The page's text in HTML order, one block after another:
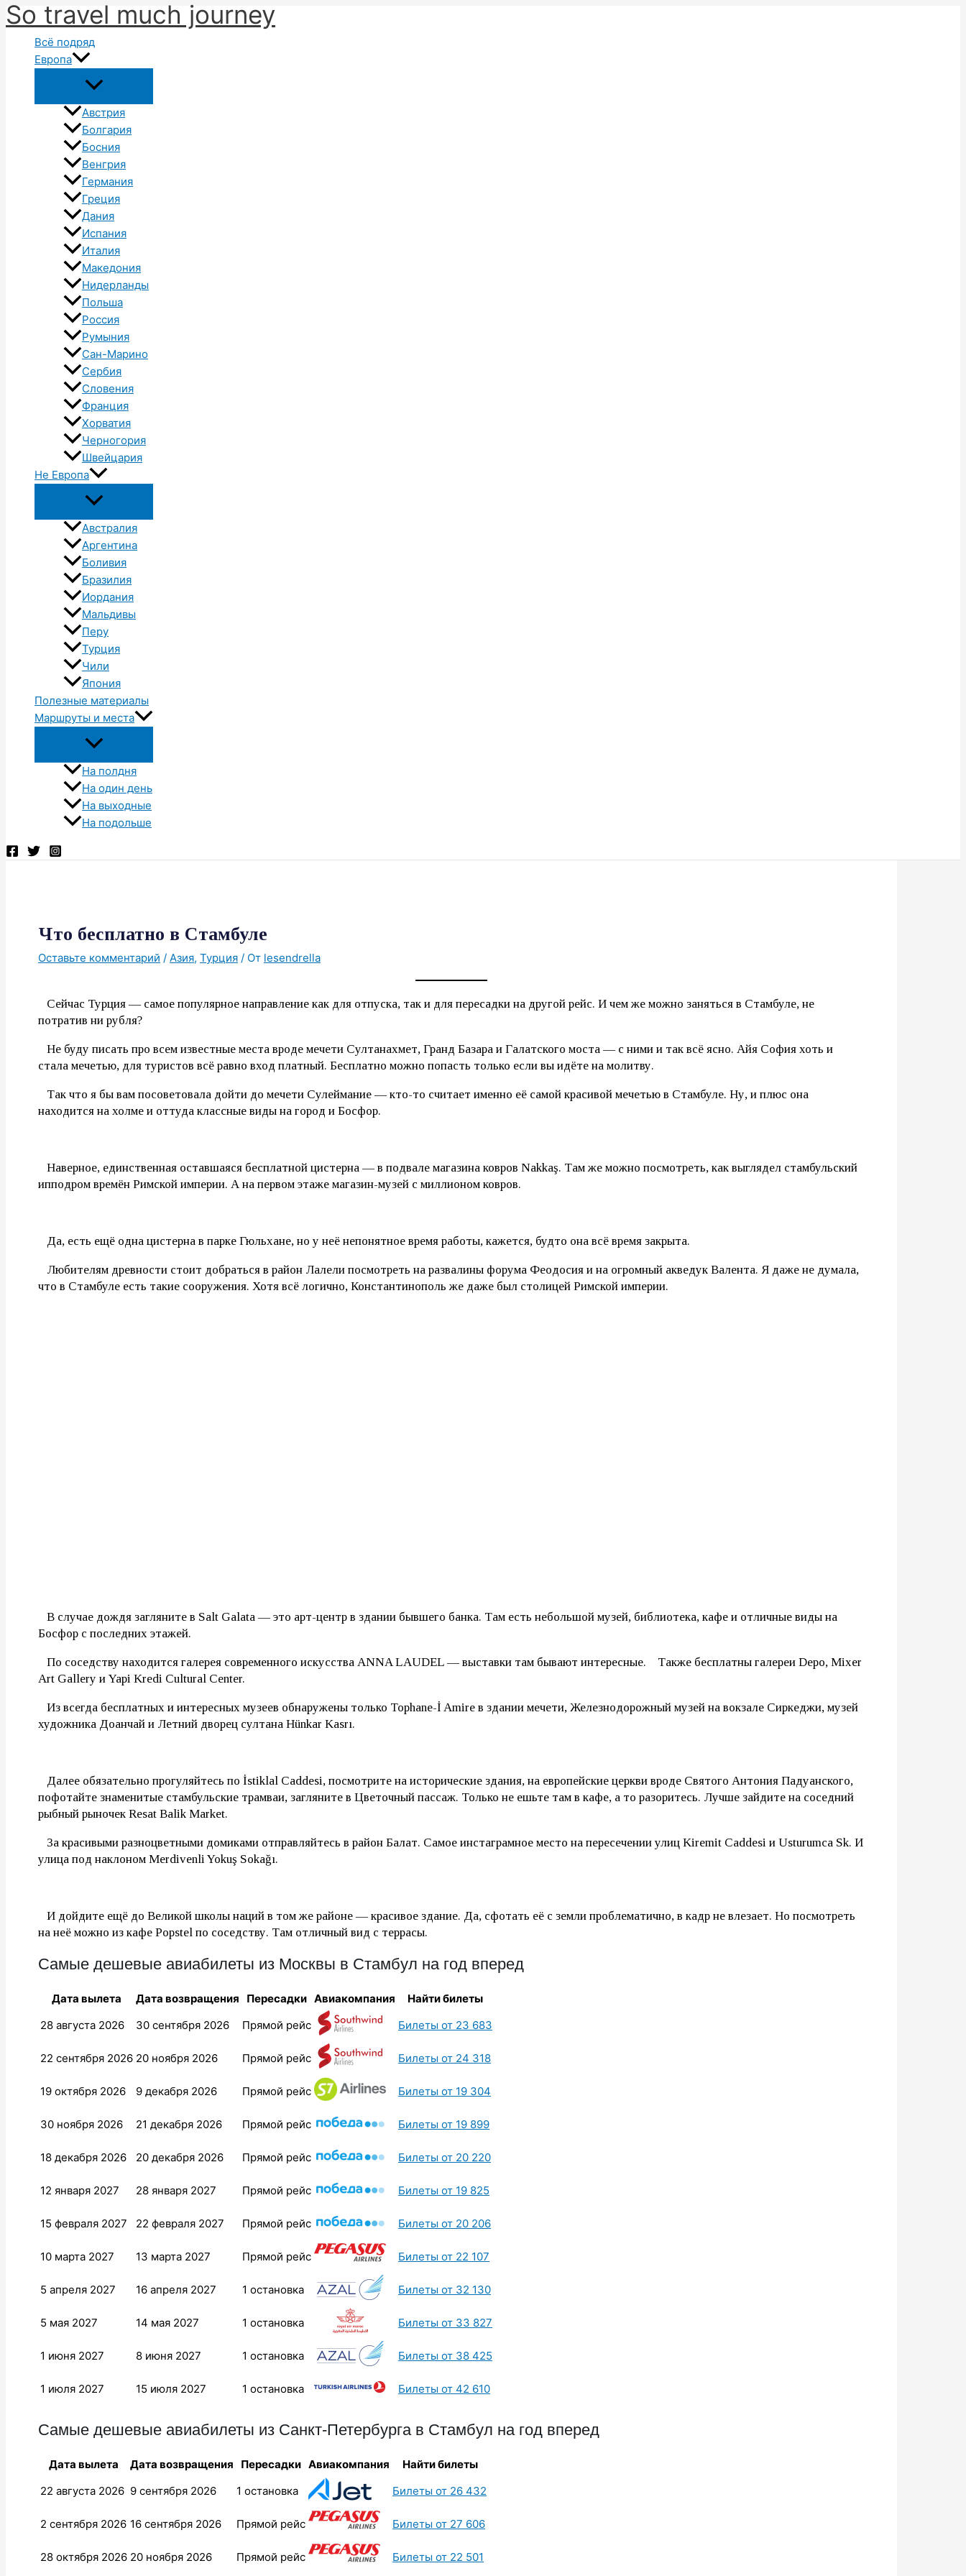
Перейти
к
содержимому
So travel much journey
Всё подряд
Европа
Австрия
Болгария
Босния
Венгрия
Германия
Греция
Дания
Испания
Италия
Македония
Нидерланды
Польша
Россия
Румыния
Сан-Марино
Сербия
Словения
Франция
Хорватия
Черногория
Швейцария
Не Европа
Австралия
Аргентина
Боливия
Бразилия
Иордания
Мальдивы
Перу
Турция
Чили
Япония
Полезные материалы
Маршруты и места
На полдня
На один день
На выходные
На подольше
Что бесплатно в Стамбуле
Оставьте комментарий / Азия, Турция / От lesendrella
⠀Сейчас Турция — самое популярное направление как для отпуска, так и для пересадки на другой рейс. И чем же можно заняться в Стамбуле, не
потратив ни рубля?
⠀Не буду писать про всем известные места вроде мечети Султанахмет, Гранд Базара и Галатского моста — с ними и так всё ясно. Айя София хоть и
стала мечетью, для туристов всё равно вход платный. Бесплатно можно попасть только если вы идёте на молитву.
⠀Так что я бы вам посоветовала дойти до мечети Сулеймание — кто-то считает именно её самой красивой мечетью в Стамбуле. Ну, и плюс она
находится на холме и оттуда классные виды на город и Босфор.
⠀Наверное, единственная оставшаяся бесплатной цистерна — в подвале магазина ковров Nakkaş. Там же можно посмотреть, как выглядел стамбульский
ипподром времён Римской империи. А на первом этаже магазин-музей с миллионом ковров.
⠀Да, есть ещё одна цистерна в парке Гюльхане, но у неё непонятное время работы, кажется, будто она всё время закрыта.
⠀Любителям древности стоит добраться в район Лалели посмотреть на развалины форума Феодосия и на огромный акведук Валента. Я даже не думала,
что в Стамбуле есть такие сооружения. Хотя всё логично, Константинополь же даже был столицей Римской империи.
⠀В случае дождя загляните в Salt Galata — это арт-центр в здании бывшего банка. Там есть небольшой музей, библиотека, кафе и отличные виды на
Босфор с последних этажей.
⠀По соседству находится галерея современного искусства ANNA LAUDEL — выставки там бывают интересные. ⠀Также бесплатны галереи Depo, Mixer
Art Gallery и Yapi Kredi Cultural Center.
⠀Из всегда бесплатных и интересных музеев обнаружены только Tophane-İ Amire в здании мечети, Железнодорожный музей на вокзале Сиркеджи, музей
художника Доанчай и Летний дворец султана Hünkar Kasrı.
⠀Далее обязательно прогуляйтесь по İstiklal Caddesi, посмотрите на исторические здания, на европейские церкви вроде Святого Антония Падуанского,
пофотайте знаменитые стамбульские трамваи, загляните в Цветочный пассаж. Только не ешьте там в кафе, а то разоритесь. Лучше зайдите на соседний
рыбный рыночек Resat Balik Market.
⠀За красивыми разноцветными домиками отправляйтесь в район Балат. Самое инстаграмное место на пересечении улиц Kiremit Caddesi и Usturumca Sk. И
улица под наклоном Merdivenli Yokuş Sokağı.
⠀И дойдите ещё до Великой школы наций в том же районе — красивое здание. Да, сфотать её с земли проблематично, в кадр не влезает. Но посмотреть
на неё можно из кафе Popstel по соседству. Там отличный вид с террасы.
Самые дешевые авиабилеты из Москвы в Стамбул на год вперед
Дата вылета Дата возвращения Пересадки Авиакомпания
Найти билеты
28 августа 2026
30 сентября 2026 Прямой рейс Билеты от 23 683
22 сентября 2026 20 ноября 2026 Прямой рейс Билеты от 24 318
19 октября 2026 9 декабря 2026 Прямой рейс Билеты от 19 304
30 ноября 2026 21 декабря 2026 Прямой рейс Билеты от 19 899
18 декабря 2026 20 декабря 2026 Прямой рейс Билеты от 20 220
12 января 2027 28 января 2027 Прямой рейс Билеты от 19 825
15 февраля 2027 22 февраля 2027 Прямой рейс Билеты от 20 206
10 марта 2027 13 марта 2027 Прямой рейс Билеты от 22 107
5 апреля 2027 16 апреля 2027 1 остановка Билеты от 32 130
5 мая 2027 14 мая 2027 1 остановка Билеты от 33 827
1 июня 2027 8 июня 2027 1 остановка Билеты от 38 425
1 июля 2027 15 июля 2027 1 остановка Билеты от 42 610
Самые дешевые авиабилеты из Санкт-Петербурга в Стамбул на год вперед
Дата вылета Дата возвращения Пересадки Авиакомпания
Найти билеты
22 августа 2026 9 сентября 2026 1 остановка Билеты от 26 432
2 сентября 2026 16 сентября 2026 Прямой рейс Билеты от 27 606
28 октября 2026 20 ноября 2026 Прямой рейс Билеты от 22 501